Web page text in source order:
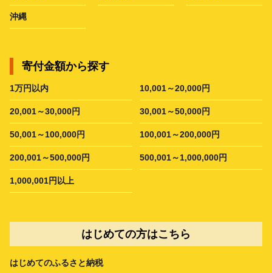
沖縄
寄付金額から探す
1万円以内 10,001～20,000円
20,001～30,000円 30,001～50,000円
50,001～100,000円 100,001～200,000円
200,001～500,000円 500,001～1,000,000円
1,000,001円以上
はじめての方はこちら
はじめてのふるさと納税